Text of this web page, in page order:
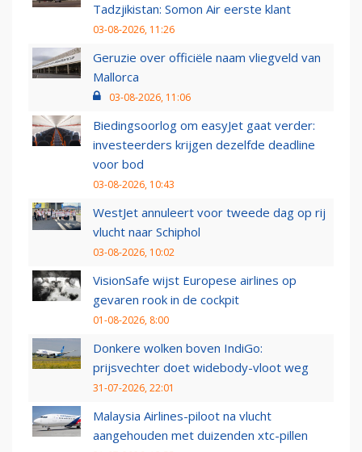
Tadzjikistan: Somon Air eerste klant
03-08-2026, 11:26
Geruzie over officiële naam vliegveld van
Mallorca
03-08-2026, 11:06
Biedingsoorlog om easyJet gaat verder:
investeerders krijgen dezelfde deadline
voor bod
03-08-2026, 10:43
WestJet annuleert voor tweede dag op rij
vlucht naar Schiphol
03-08-2026, 10:02
VisionSafe wijst Europese airlines op
gevaren rook in de cockpit
01-08-2026, 8:00
Donkere wolken boven IndiGo:
prijsvechter doet widebody-vloot weg
31-07-2026, 22:01
Malaysia Airlines-piloot na vlucht
aangehouden met duizenden xtc-pillen